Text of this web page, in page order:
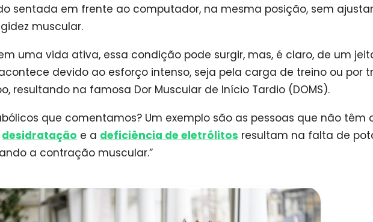
sentada em frente ao computador, na mesma posição, sem
muscular.
uma vida ativa, essa condição pode surgir, mas, é claro, de um
devido ao esforço intenso, seja pela carga de treino ou por
resultando na famosa Dor Muscular de Início Tardio (DOMS).
que comentamos? Um exemplo são as pessoas que não têm
desidratação e a deficiência de eletrólitos resultam na falta de
a contração muscular.”